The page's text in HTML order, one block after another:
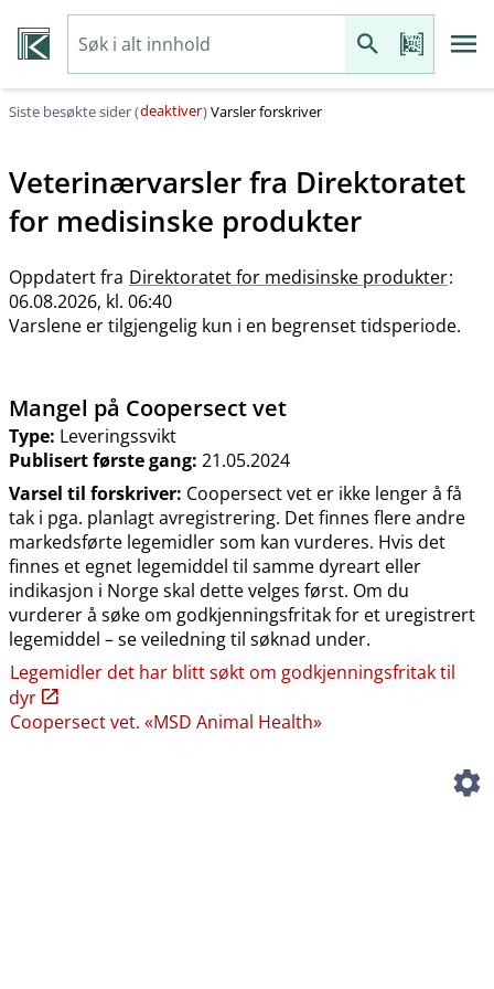
Siste besøkte sider (deaktiver)Varsler forskriver
Veterinærvarsler fra Direktoratet
for medisinske produkter
Oppdatert fra Direktoratet for medisinske produkter:
06.08.2026, kl. 06:40
Varslene er tilgjengelig kun i en begrenset tidsperiode.
Mangel på Coopersect vet
Type: Leveringssvikt
Publisert første gang: 21.05.2024
Varsel til forskriver: Coopersect vet er ikke lenger å få
tak i pga. planlagt avregistrering. Det finnes flere andre
markedsførte legemidler som kan vurderes. Hvis det
finnes et egnet legemiddel til samme dyreart eller
indikasjon i Norge skal dette velges først. Om du
vurderer å søke om godkjenningsfritak for et uregistrert
legemiddel – se veiledning til søknad under.
Legemidler det har blitt søkt om godkjenningsfritak til
dyr
Coopersect vet. «MSD Animal Health»